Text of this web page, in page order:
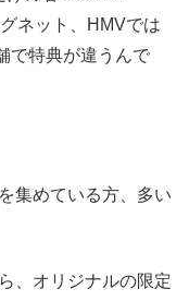
ネット、HMVでは
で特典が違うんで
集めている方、多い
、オリジナルの限定